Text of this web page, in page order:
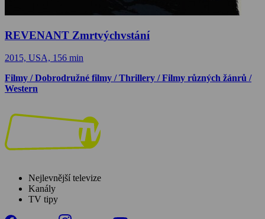
REVENANT Zmrtvýchvstání
2015, USA, 156 min
Filmy / Dobrodružné filmy / Thrillery / Filmy různých žánrů /
Western
Nejlevnější televize
Kanály
TV tipy